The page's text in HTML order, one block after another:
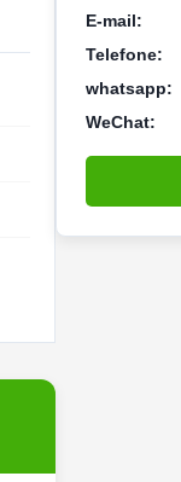
E-mail:
Telefone:
whatsapp:
WeChat: